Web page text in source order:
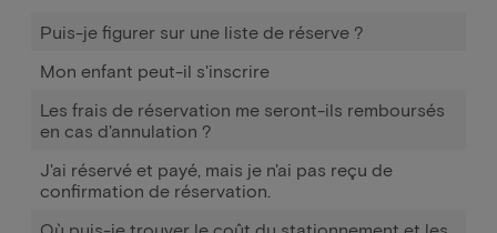
Puis-je figurer sur une liste de réserve ?
Mon enfant peut-il s'inscrire
Les frais de réservation me seront-ils remboursés
en cas d'annulation ?
J'ai réservé et payé, mais je n'ai pas reçu de
confirmation de réservation.